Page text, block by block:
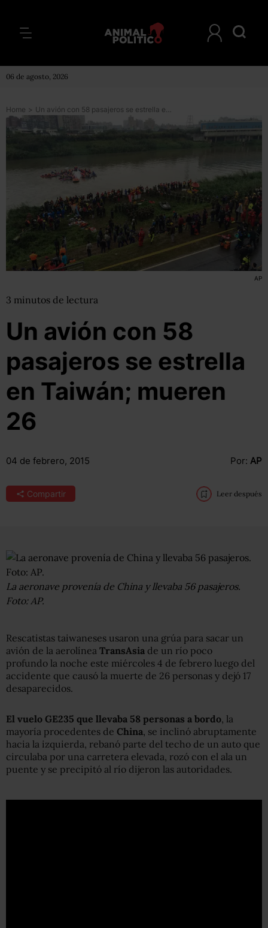
06 de agosto, 2026
Home > Un avión con 58 pasajeros se estrella en Taiwán; mueren 26
AP
3 minutos de lectura
Un avión con 58
pasajeros se estrella
en Taiwán; mueren
26
04 de febrero, 2015 Por: AP
Compartir Leer después
La aeronave provenía de China y llevaba 56 pasajeros.
Foto: AP.
Rescatistas taiwaneses usaron una grúa para sacar un
avión de la aerolínea TransAsia de un río poco
profundo la noche este miércoles 4 de febrero luego del
accidente que causó la muerte de 26 personas y dejó 17
desaparecidos.
El vuelo GE235 que llevaba 58 personas a bordo, la
mayoría procedentes de China, se inclinó abruptamente
hacia la izquierda, rebanó parte del techo de un auto que
circulaba por una carretera elevada, rozó con el ala un
puente y se precipitó al río dijeron las autoridades.